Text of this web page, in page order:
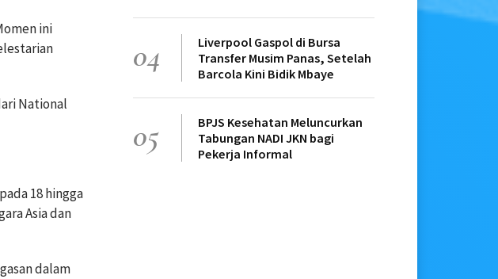
ini
National
18 hingga
Asia dan
dalam
04
Liverpool Gaspol di Bursa
Transfer Musim Panas, Setelah
Barcola Kini Bidik Mbaye
05
BPJS Kesehatan Meluncurkan
Tabungan NADI JKN bagi
Pekerja Informal